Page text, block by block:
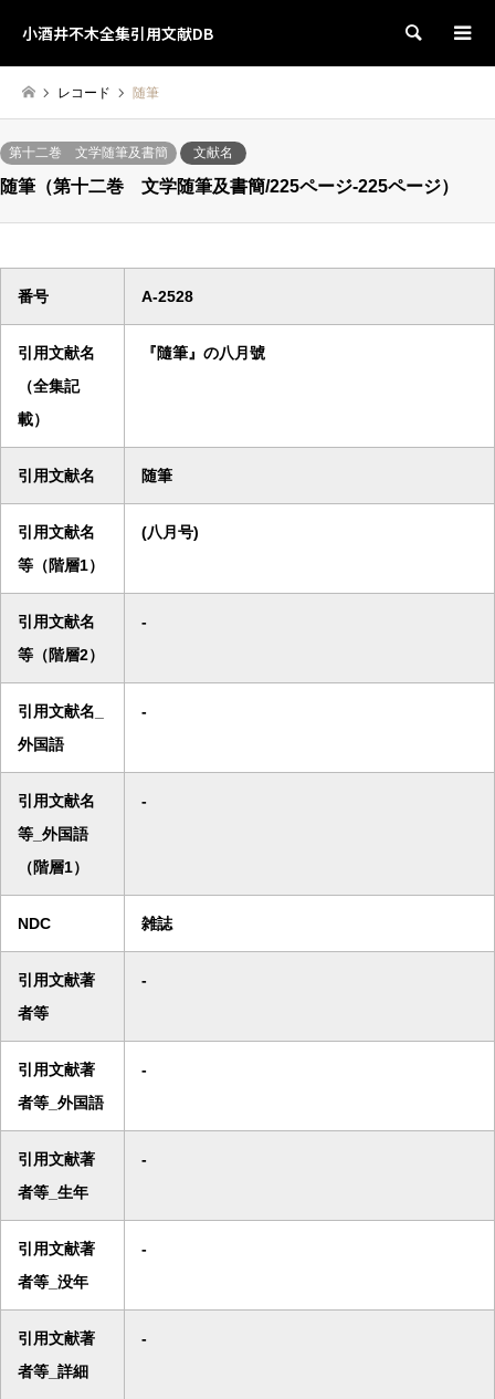
小酒井不木全集引用文献DB 検索
レコード 随筆
第十二巻 文学随筆及書簡 文献名
随筆（第十二巻 文学随筆及書簡/225ページ-225ページ）
番号 A-2528
引用文献名
（全集記
載）
『隨筆』の八月號
引用文献名 随筆
引用文献名
等（階層1）
(八月号)
引用文献名
等（階層2）
-
引用文献名_
外国語
-
引用文献名
等_外国語
（階層1）
-
NDC 雑誌
引用文献著
者等
-
引用文献著
者等_外国語
-
引用文献著
者等_生年
-
引用文献著
者等_没年
-
引用文献著
者等_詳細
-